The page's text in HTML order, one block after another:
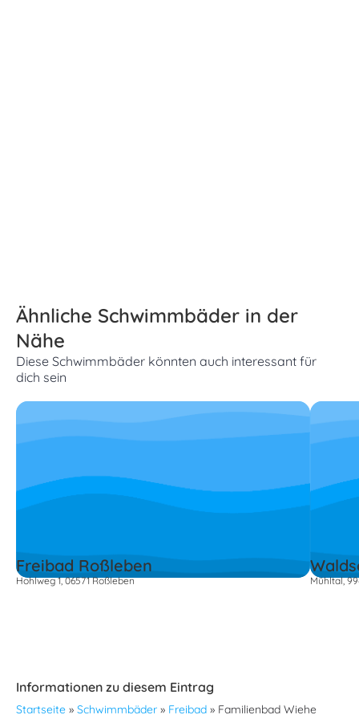
Ähnliche Schwimmbäder in der
Nähe
Diese Schwimmbäder könnten auch interessant für
dich sein
Freibad Roßleben
Hohlweg 1, 06571 Roßleben Mühltal,
Informationen zu diesem Eintrag
Startseite » Schwimmbäder » Freibad » Familienbad Wiehe